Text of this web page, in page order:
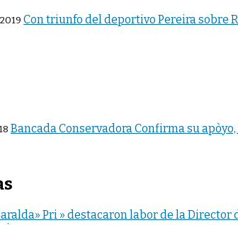
Con triunfo del deportivo Pereira sobre
Bancada Conservadora Confirma su
Pri » destacaron labor de la Director